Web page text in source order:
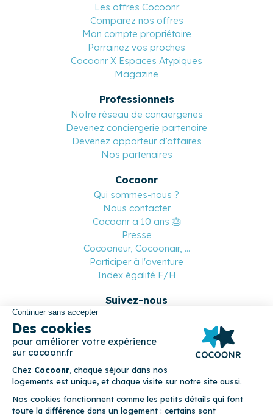
Les offres Cocoonr
Comparez nos offres
Mon compte propriétaire
Parrainez vos proches
Cocoonr X Espaces Atypiques
Magazine
Professionnels
Notre réseau de conciergeries
Devenez conciergerie partenaire
Devenez apporteur d’affaires
Nos partenaires
Cocoonr
Qui sommes-nous ?
Nous contacter
Cocoonr a 10 ans 🎂
Presse
Cocooneur, Cocoonair, ...
Participer à l'aventure
Index égalité F/H
Suivez-nous